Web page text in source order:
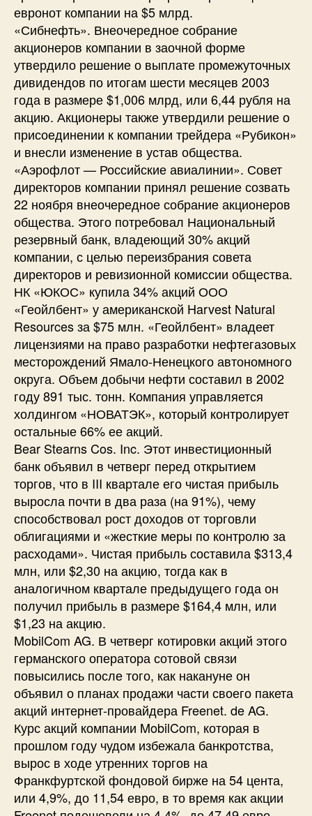
евронот компании на $5 млрд.
«Сибнефть». Внеочередное собрание
акционеров компании в заочной форме
утвердило решение о выплате промежуточных
дивидендов по итогам шести месяцев 2003
года в размере $1,006 млрд, или 6,44 рубля на
акцию. Акционеры также утвердили решение о
присоединении к компании трейдера «Рубикон»
и внесли изменение в устав общества.
«Аэрофлот — Российские авиалинии». Совет
директоров компании принял решение созвать
22 ноября внеочередное собрание акционеров
общества. Этого потребовал Национальный
резервный банк, владеющий 30% акций
компании, с целью переизбрания совета
директоров и ревизионной комиссии общества.
НК «ЮКОС» купила 34% акций ООО
«Геойлбент» у американской Harvest Natural
Resources за $75 млн. «Геойлбент» владеет
лицензиями на право разработки нефтегазовых
месторождений Ямало-Ненецкого автономного
округа. Объем добычи нефти составил в 2002
году 891 тыс. тонн. Компания управляется
холдингом «НОВАТЭК», который контролирует
остальные 66% ее акций.
Bear Stearns Cos. Inc. Этот инвестиционный
банк объявил в четверг перед открытием
торгов, что в III квартале его чистая прибыль
выросла почти в два раза (на 91%), чему
способствовал рост доходов от торговли
облигациями и «жесткие меры по контролю за
расходами». Чистая прибыль составила $313,4
млн, или $2,30 на акцию, тогда как в
аналогичном квартале предыдущего года он
получил прибыль в размере $164,4 млн, или
$1,23 на акцию.
MobilCom AG. В четверг котировки акций этого
германского оператора сотовой связи
повысились после того, как накануне он
объявил о планах продажи части своего пакета
акций интернет-провайдера Freenet. de AG.
Курс акций компании MobilCom, которая в
прошлом году чудом избежала банкротства,
вырос в ходе утренних торгов на
Франкфуртской фондовой бирже на 54 цента,
или 4,9%, до 11,54 евро, в то время как акции